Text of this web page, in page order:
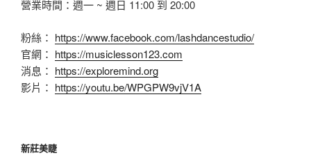
營業時間：週一 ~ 週日 11:00 到 20:00
粉絲： https://www.facebook.com/lashdancestudio/
官網： https://musiclesson123.com
消息： https://exploremind.org
影片： https://youtu.be/WPGPW9vjV1A
新莊美睫